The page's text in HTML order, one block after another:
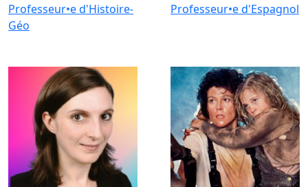
Professeur•e d'Histoire-
Géo
Professeur•e d'Espagnol